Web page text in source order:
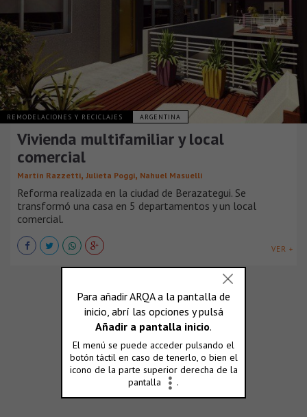
REMODELACIONES Y RECICLAJES ARGENTINA
Vivienda multifamiliar y local
comercial
Martín Razzetti, Julieta Poggi, Nahuel Masuelli
Reforma realizada en la ciudad de Berazategui. Se
transformó una casa en 5 departamentos y un local
comercial.
VER +